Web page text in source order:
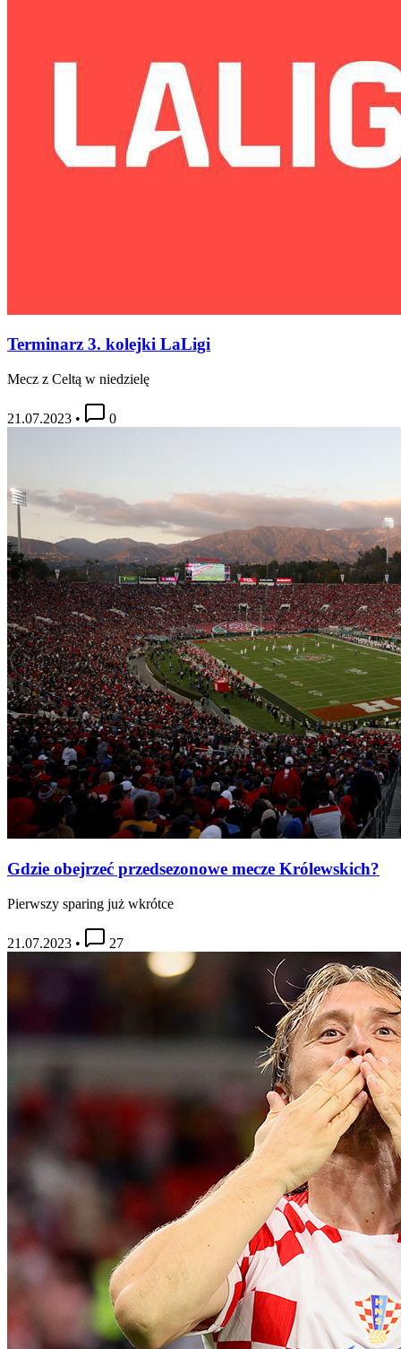
Terminarz 3. kolejki LaLigi
Mecz z Celtą w niedzielę
21.07.2023 • 0
Gdzie obejrzeć przedsezonowe mecze Królewskich?
Pierwszy sparing już wkrótce
21.07.2023 • 27